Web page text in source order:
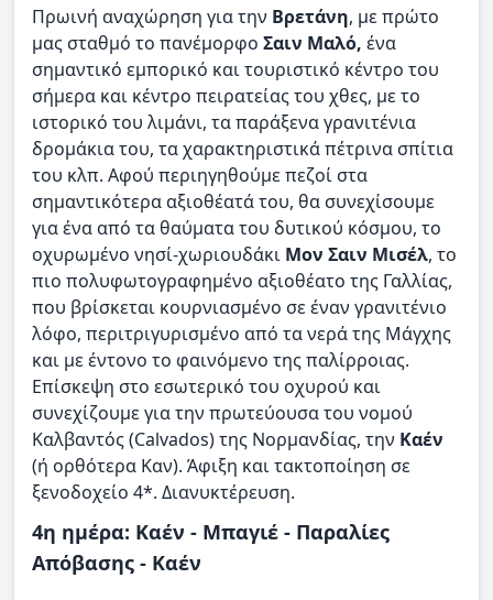
Πρωινή αναχώρηση για την Βρετάνη, με πρώτο
μας σταθμό το πανέμορφο Σαιν Μαλό, ένα
σημαντικό εμπορικό και τουριστικό κέντρο του
σήμερα και κέντρο πειρατείας του χθες, με το
ιστορικό του λιμάνι, τα παράξενα γρανιτένια
δρομάκια του, τα χαρακτηριστικά πέτρινα σπίτια
του κλπ. Αφού περιηγηθούμε πεζοί στα
σημαντικότερα αξιοθέατά του, θα συνεχίσουμε
για ένα από τα θαύματα του δυτικού κόσμου, το
οχυρωμένο νησί-χωριουδάκι Μον Σαιν Μισέλ, το
πιο πολυφωτογραφημένο αξιοθέατο της Γαλλίας,
που βρίσκεται κουρνιασμένο σε έναν γρανιτένιο
λόφο, περιτριγυρισμένο από τα νερά της Μάγχης
και με έντονο το φαινόμενο της παλίρροιας.
Επίσκεψη στο εσωτερικό του οχυρού και
συνεχίζουμε για την πρωτεύουσα του νομού
Καλβαντός (Calvados) της Νορμανδίας, την Καέν
(ή ορθότερα Καν). Άφιξη και τακτοποίηση σε
ξενοδοχείο 4*. Διανυκτέρευση.
4η ημέρα: Καέν - Μπαγιέ - Παραλίες
Απόβασης - Καέν